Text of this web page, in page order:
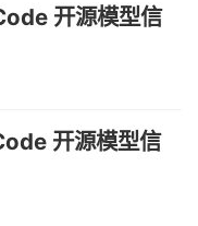
开源模型信
开源模型信